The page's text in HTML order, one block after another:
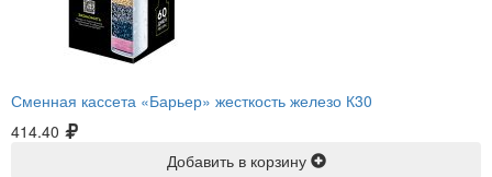
Сменная кассета «Барьер» жесткость железо К30
414.40
Добавить в корзину